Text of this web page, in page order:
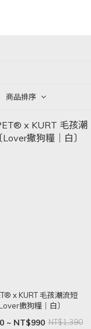
商品排序
x KURT 毛孩潮流短
撒狗糧｜白〕
~ NT$990 NT$1,390